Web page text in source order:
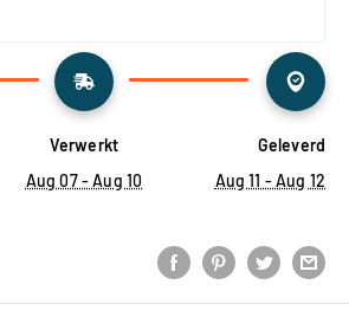
Verwerkt
Aug 07 - Aug 10
Geleverd
Aug 11 - Aug 12